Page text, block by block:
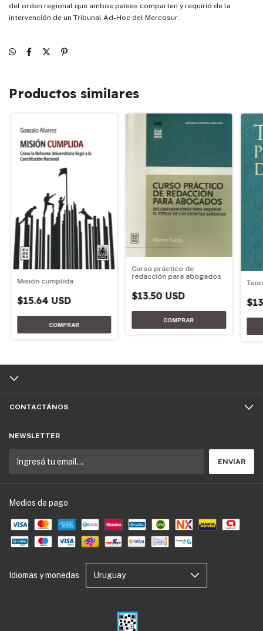
del orden regional que ambos países comparten y requirió de la
intervención de un Tribunal Ad-Hoc del Mercosur.
Productos similares
Misión cumplida
$15.64 USD
Curso práctico de
redacción para abogados
$13.50 USD
CONTACTÁNOS
NEWSLETTER
Medios de pago
Idiomas y monedas